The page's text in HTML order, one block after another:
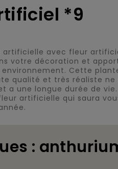
*9
avec fleur
votre décoration et
Cette
qualité et très réaliste ne
a une longue durée de
artificielle qui saura
: